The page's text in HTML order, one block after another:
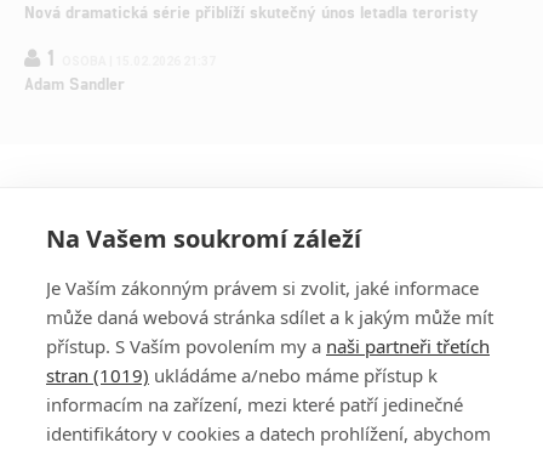
Nová dramatická série přiblíží skutečný únos letadla teroristy
1
Adam Sandler
PŘIHLÁSIT
REGISTROVAT
DISKUZE
Na Vašem soukromí záleží
Je Vaším zákonným právem si zvolit, jaké informace
může daná webová stránka sdílet a k jakým může mít
přístup. S Vaším povolením my a naši partneři třetích
stran (1019) ukládáme a/nebo máme přístup k
informacím na zařízení, mezi které patří jedinečné
identifikátory v cookies a datech prohlížení, abychom